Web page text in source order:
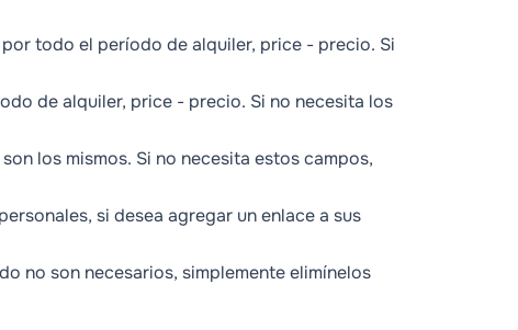
todo el período de alquiler, price - precio. Si
de alquiler, price - precio. Si no necesita los
los mismos. Si no necesita estos campos,
si desea agregar un enlace a sus
no son necesarios, simplemente elimínelos